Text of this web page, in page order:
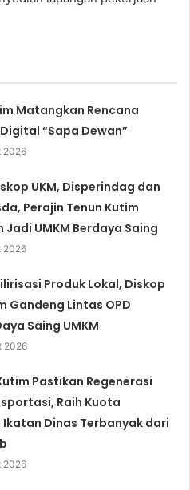
Matangkan Rencana
“Sapa Dewan”
2026
UKM, Disperindag dan
Perajin Tenun Kutim
Jadi UMKM Berdaya Saing
2026
Produk Lokal, Diskop
Gandeng Lintas OPD
Saing UMKM
2026
Pastikan Regenerasi
Raih Kuota
Ikatan Dinas Terbanyak dari
2026